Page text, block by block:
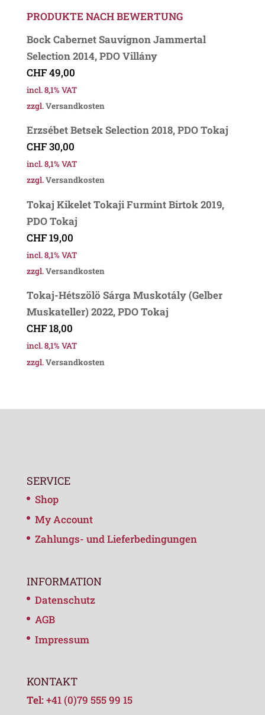
PRODUKTE NACH BEWERTUNG
Bock Cabernet Sauvignon Jammertal
Selection 2014, PDO Villány
CHF49,00
incl. 8,1% VAT
zzgl.Versandkosten
Erzsébet Betsek Selection 2018, PDO Tokaj
CHF30,00
incl. 8,1% VAT
zzgl.Versandkosten
Tokaj Kikelet Tokaji Furmint Birtok 2019,
PDO Tokaj
CHF19,00
incl. 8,1% VAT
zzgl.Versandkosten
Tokaj-Hétszölö Sárga Muskotály (Gelber
Muskateller) 2022, PDO Tokaj
CHF18,00
incl. 8,1% VAT
zzgl.Versandkosten
SERVICE
Shop
My Account
Zahlungs- und Lieferbedingungen
INFORMATION
Datenschutz
AGB
Impressum
KONTAKT
Tel:+41 (0)79 555 99 15